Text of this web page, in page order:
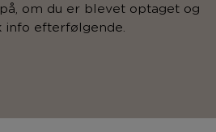
om du er blevet optaget og
info efterfølgende.